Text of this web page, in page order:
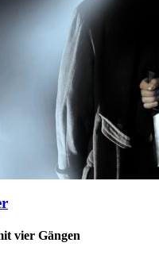
vier Gängen